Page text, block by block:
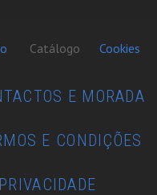
Catálogo Cookies
E MORADA
E CONDIÇÕES